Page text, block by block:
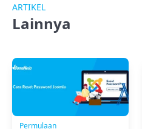
ARTIKEL
Lainnya
Permulaan